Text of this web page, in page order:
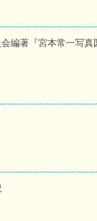
編著『宮本常一写